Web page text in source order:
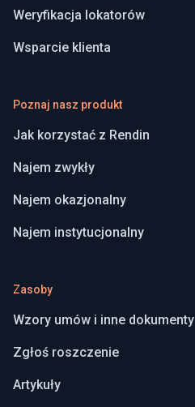
Weryfikacja lokatorów
Wsparcie klienta
Poznaj nasz produkt
Jak korzystać z Rendin
Najem zwykły
Najem okazjonalny
Najem instytucjonalny
Zasoby
Wzory umów i inne dokumenty
Zgłoś roszczenie
Artykuły